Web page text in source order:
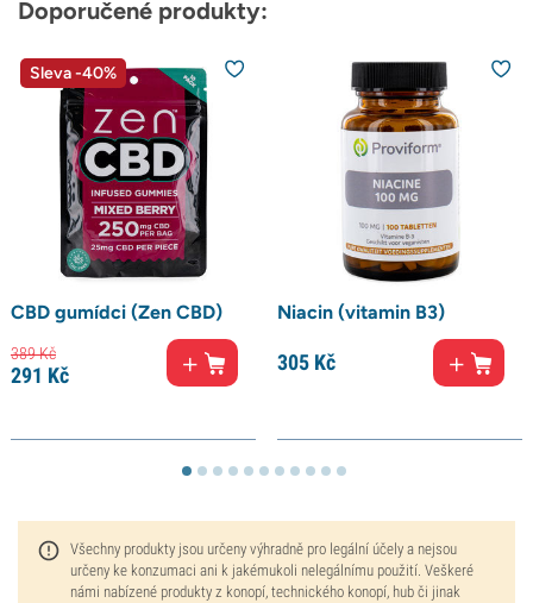
Doporučené produkty:
Sleva -40%
CBD gumídci (Zen CBD)
389Kč
291 Kč
Niacin (vitamin B3)
305 Kč
Všechny produkty jsou určeny výhradně pro legální účely a nejsou
určeny ke konzumaci ani k jakémukoli nelegálnímu použití. Veškeré
námi nabízené produkty z konopí, technického konopí, hub či jinak